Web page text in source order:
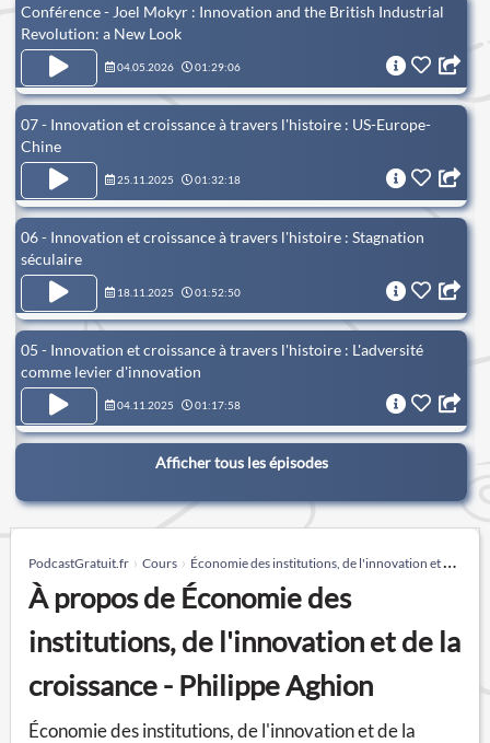
Conférence - Joel Mokyr : Innovation and the British Industrial
Revolution: a New Look
04.05.2026 01:29:06
07 - Innovation et croissance à travers l'histoire : US-Europe-
Chine
25.11.2025 01:32:18
06 - Innovation et croissance à travers l'histoire : Stagnation
séculaire
18.11.2025 01:52:50
05 - Innovation et croissance à travers l'histoire : L'adversité
comme levier d'innovation
04.11.2025 01:17:58
Afficher tous les épisodes
PodcastGratuit.fr Cours Économie des institutions, de l'innovation et de la croissance - Philippe Aghion
À propos de Économie des
institutions, de l'innovation et de la
croissance - Philippe Aghion
Économie des institutions, de l'innovation et de la